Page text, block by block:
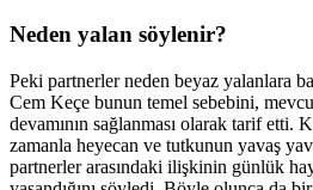
Neden yalan söylenir?
Peki partnerler neden beyaz yalanlara
Cem Keçe bunun temel sebebini,
devamının sağlanması olarak tarif etti.
zamanla heyecan ve tutkunun yavaş
partnerler arasındaki ilişkinin günlük